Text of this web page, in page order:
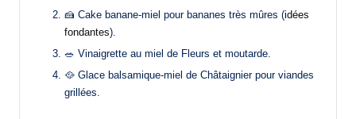
🍰 Cake banane-miel pour bananes très mûres (idées
fondantes).
🥗 Vinaigrette au miel de Fleurs et moutarde.
🥘 Glace balsamique-miel de Châtaignier pour viandes
grillées.